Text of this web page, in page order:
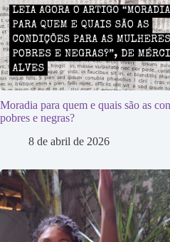
Moradia para quem e quais são as
pobres e negras?
8 de abril de 2026